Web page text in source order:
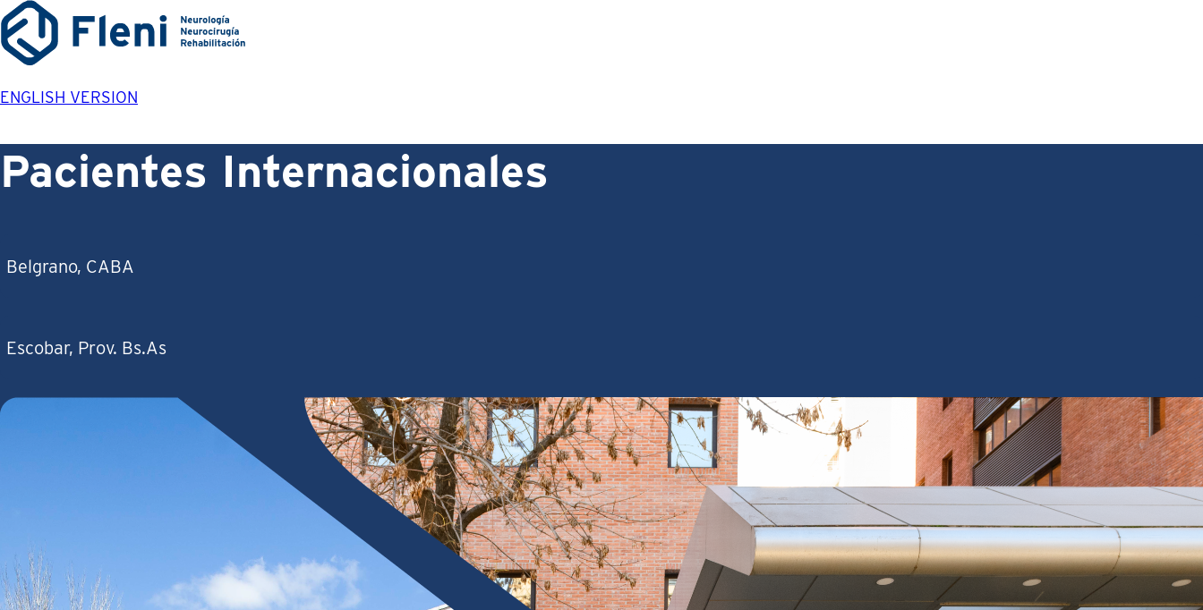
ENGLISH VERSION
Pacientes Internacionales
Belgrano, CABA
Escobar, Prov. Bs.As